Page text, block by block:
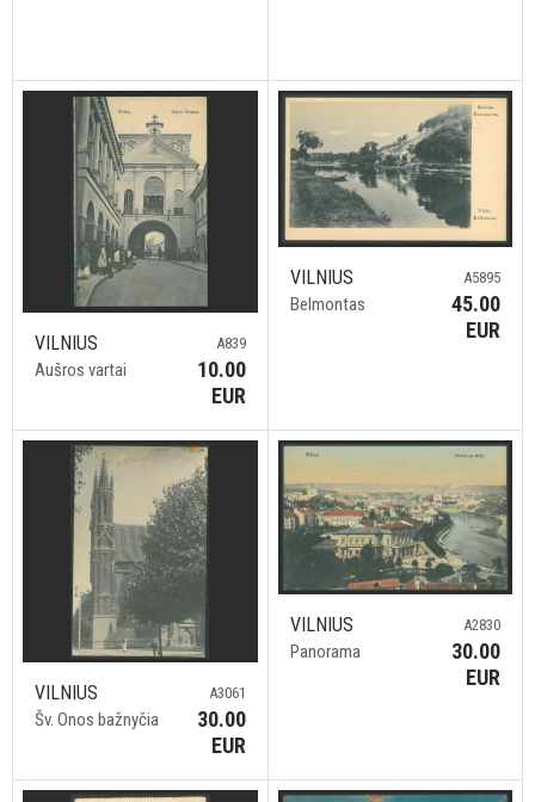
VILNIUS
Aušros vartai
A839
10.00
EUR
VILNIUS
Belmontas
A5895
45.00
EUR
VILNIUS
Šv. Onos bažnyčia
A3061
30.00
EUR
VILNIUS
Panorama
A2830
30.00
EUR